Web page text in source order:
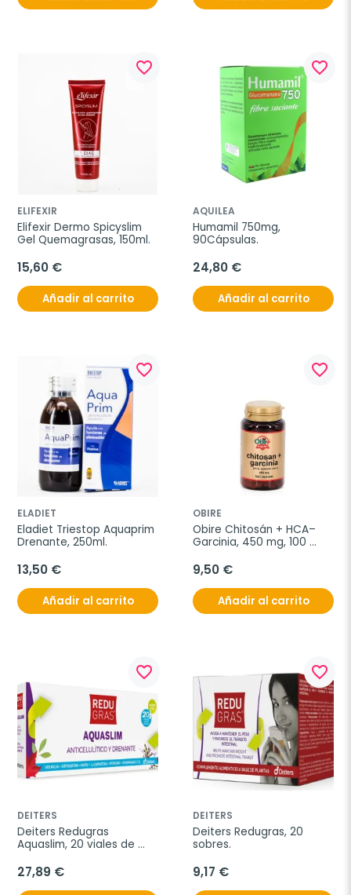
favorite_border
ELIFEXIR
Elifexir Dermo Spicyslim
Gel Quemagrasas, 150ml.
15,60 €
Añadir al carrito
favorite_border
AQUILEA
Humamil 750mg,
90Cápsulas.
24,80 €
Añadir al carrito
favorite_border
ELADIET
Eladiet Triestop Aquaprim
Drenante, 250ml.
13,50 €
Añadir al carrito
favorite_border
OBIRE
Obire Chitosán + HCA–
Garcinia, 450 mg, 100
9,50 €
Añadir al carrito
favorite_border
DEITERS
Deiters Redugras
Aquaslim, 20 viales de
27,89 €
favorite_border
DEITERS
Deiters Redugras, 20
sobres.
9,17 €